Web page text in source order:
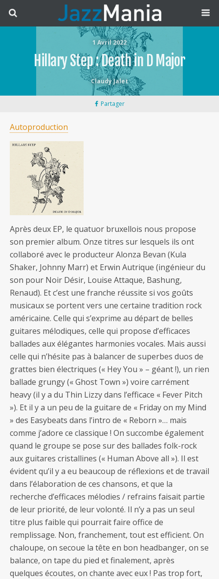
1 Avril 2022
Hillary Step : Death in D Major
Claudy Jalet
Partager
Autoproduction
Après deux EP, le quatuor bruxellois nous propose
son premier album. Onze titres sur lesquels ils ont
collaboré avec le producteur Alonza Bevan (Kula
Shaker, Johnny Marr) et Erwin Autrique (ingénieur du
son pour Noir Désir, Louise Attaque, Bashung,
Renaud). Et c’est une franche réussite si vos goûts
musicaux se portent vers une certaine tradition rock
américaine. Celle qui s’exprime au départ de belles
guitares mélodiques, celle qui propose d’efficaces
ballades aux élégantes harmonies vocales. Mais aussi
celle qui n’hésite pas à balancer de superbes duos de
grattes bien électriques (« Hey You » – géant !), un rien
ballade grungy (« Ghost Town ») voire carrément
heavy (il y a du Thin Lizzy dans l’efficace « Fever Pitch
»). Et il y a un peu de la guitare de « Friday on my Mind
» des Easybeats dans l’intro de « Reborn »… mais
comme j’adore ce classique ! On succombe également
quand le groupe se pose sur des ballades folk-rock
aux guitares cristallines (« Human Above all »). Il est
évident qu’il y a eu beaucoup de réflexions et de travail
dans l’élaboration de ces chansons, et que la
recherche d’efficaces mélodies / refrains faisait partie
de leur priorité, de leur volonté. Il n’y a pas un seul
titre plus faible qui pourrait faire office de
remplissage. Non, franchement, tout est efficient. On
chaloupe, on secoue la tête en bon headbanger, on se
balance, on tape du pied et finalement, après
quelques écoutes, on chante avec eux ! Pas trop fort,